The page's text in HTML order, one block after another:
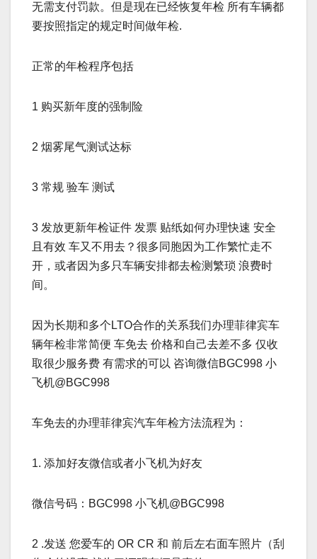
无需支付罚款。但是现在已经恢复年检 所有车辆都
要按照指定的规定时间做年检.
正常的年检程序包括
1 购买新年度的强制险
2 烟雾尾气测试达标
3 常规 验车 测试
3 发放更新年检证件 发票 贴纸如何办理快速 安全
且有效 车又不用去？很多同胞因为工作繁忙走不
开，或者因为多只车辆安排都去检测繁琐 浪费时
间。
因为长期和多个LTO合作的关系我们办理菲律宾车
辆年检非常简便 车免去 价格和自己去差不多 仅收
取很少服务费 有需求的可以 咨询微信BGC998 小
飞机@BGC998
车免去的办理菲律宾汽车年检方法流程为：
1. 添加好友微信或者小飞机为好友
微信号码：BGC998 小飞机@BGC998
2 .发送 您爱车的 OR CR 和 前后左右面车照片（刮